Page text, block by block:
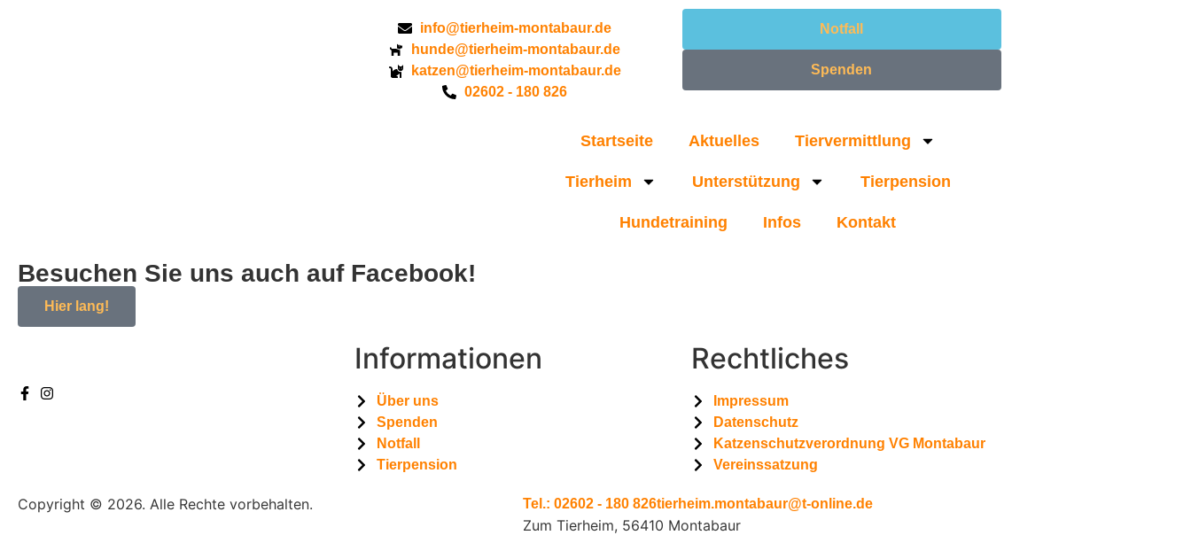
info@tierheim-montabaur.de
hunde@tierheim-montabaur.de
katzen@tierheim-montabaur.de
02602 - 180 826
Notfall
Spenden
Startseite Aktuelles Tiervermittlung
Tierheim Unterstützung Tierpension
Hundetraining Infos Kontakt
Besuchen Sie uns auch auf Facebook!
Hier lang!
Informationen
Über uns
Spenden
Notfall
Tierpension
Rechtliches
Impressum
Datenschutz
Katzenschutzverordnung VG Montabaur
Vereinssatzung
Copyright © 2026. Alle Rechte vorbehalten. Tel.: 02602 - 180 826tierheim.montabaur@t-online.de
Zum Tierheim, 56410 Montabaur